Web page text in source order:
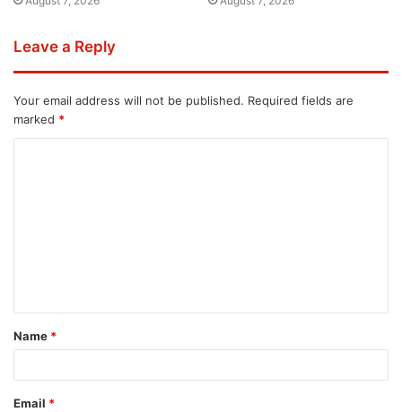
Leave a Reply
Your email address will not be published. Required fields are
marked *
Name *
Email *